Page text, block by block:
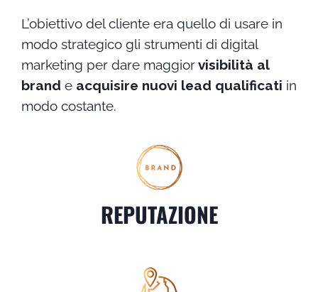
L’obiettivo del cliente era quello di usare in
modo strategico gli strumenti di digital
marketing per dare maggiorvisibilità al
brand e acquisire nuovi lead qualificati in
modo costante.
REPUTAZIONE